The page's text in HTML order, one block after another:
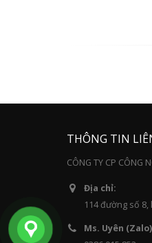
THÔNG TIN
CÔNG TY CP CÔNG
Địa chỉ:
114 đường số
Ms. Uyên